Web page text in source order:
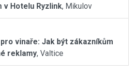
v Hotelu Ryzlink, Mikulov
vinaře: Jak být zákazníkům
reklamy, Valtice